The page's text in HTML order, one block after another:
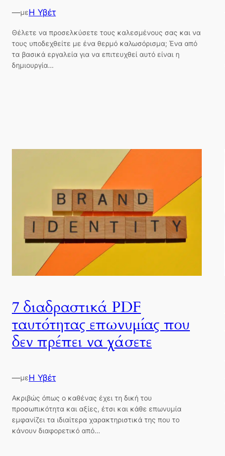
—μεΗ Υβέτ
Θέλετε να προσελκύσετε τους καλεσμένους σας και να
τους υποδεχθείτε με ένα θερμό καλωσόρισμα; Ένα από
τα βασικά εργαλεία για να επιτευχθεί αυτό είναι η
δημιουργία…
7 διαδραστικά PDF
ταυτότητας επωνυμίας που
δεν πρέπει να χάσετε
—μεΗ Υβέτ
Ακριβώς όπως ο καθένας έχει τη δική του
προσωπικότητα και αξίες, έτσι και κάθε επωνυμία
εμφανίζει τα ιδιαίτερα χαρακτηριστικά της που το
κάνουν διαφορετικό από…